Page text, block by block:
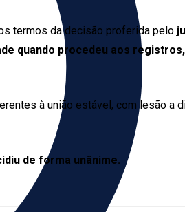
termos da decisão proferida pelo
quando procedeu aos
à união estável, com lesão a
de forma unânime.